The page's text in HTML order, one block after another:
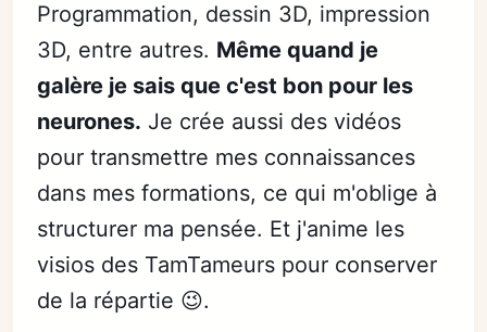
Programmation, dessin 3D, impression
3D, entre autres. Même quand je
galère je sais que c'est bon pour les
neurones. Je crée aussi des vidéos
pour transmettre mes connaissances
dans mes formations, ce qui m'oblige à
structurer ma pensée. Et j'anime les
visios des TamTameurs pour conserver
de la répartie 😉.